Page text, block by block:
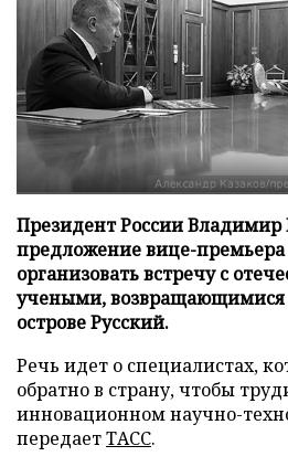
Президент России
предложение вице-
организовать встречу с
учеными, возвращающимися
острове Русский.
Речь идет о специалистах,
обратно в страну, чтобы
инновационном научно-
передаетТАСС.